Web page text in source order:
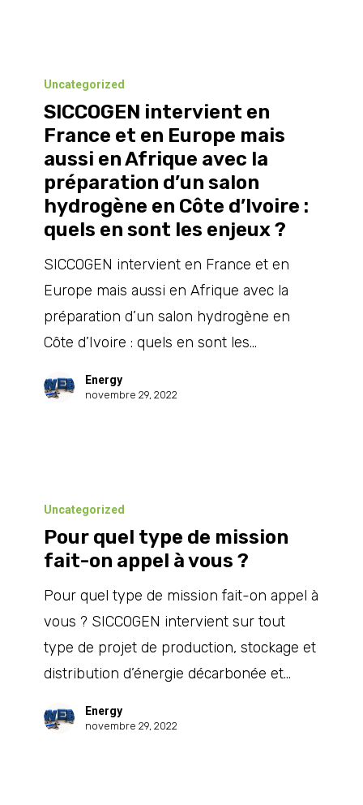
aussi
technique
intervient
France
Europe
mais
aussi
Afrique
avec
préparation
Côte
d’Ivoire
quels
sont
enjeux
Uncategorized
SICCOGEN intervient en
France et en Europe mais
aussi en Afrique avec la
préparation d’un salon
hydrogène en Côte d’Ivoire :
quels en sont les enjeux ?
SICCOGEN intervient en France et en
Europe mais aussi en Afrique avec la
préparation d’un salon hydrogène en
Côte d’Ivoire : quels en sont les…
Energy
novembre 29, 2022
quel
type
mission
fait-
appel
vous
Uncategorized
Pour quel type de mission
fait-on appel à vous ?
Pour quel type de mission fait-on appel à
vous ? SICCOGEN intervient sur tout
type de projet de production, stockage et
distribution d’énergie décarbonée et…
Energy
novembre 29, 2022